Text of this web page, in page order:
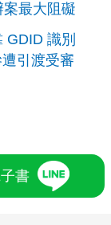
最大阻礙
GDID 識別
引渡受審
書